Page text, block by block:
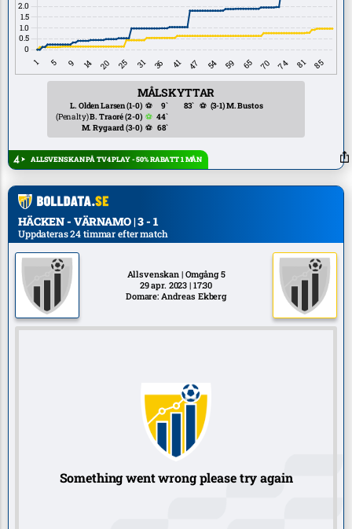
MÅLSKYTTAR
L. Olden Larsen(1-0) ⚽
9`
(Penalty)B. Traoré(2-0) ⚽ 44`
M. Rygaard(3-0) ⚽ 68`
83` ⚽ (3-1)M. Bustos
ALLSVENSKAN PÅ TV4 PLAY - 50% RABATT 1 MÅN
HÄCKEN - VÄRNAMO | 3 - 1
Uppdateras 24 timmar efter match
Allsvenskan | Omgång 5
29 apr. 2023 | 17:30
Domare: Andreas Ekberg
Something went wrong please try again